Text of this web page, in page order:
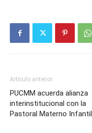
Artículo anterior
PUCMM acuerda alianza
interinstitucional con la
Pastoral Materno Infantil